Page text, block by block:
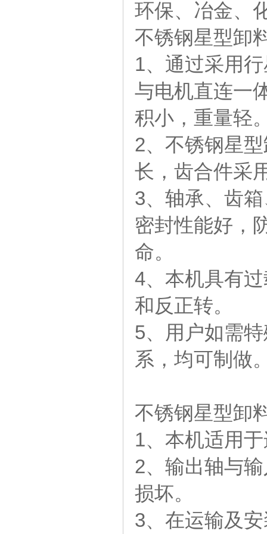
环保、冶金、
不锈钢星型卸
1、通过采用
与电机直连一
积小，重量轻
2、不锈钢星
长，齿合件采
3、轴承、齿
密封性能好，
命。
4、本机具有
和反正转。
5、用户如需
系，均可制做
不锈钢星型卸
1、本机适用
2、输出轴与
损坏。
3、在运输及